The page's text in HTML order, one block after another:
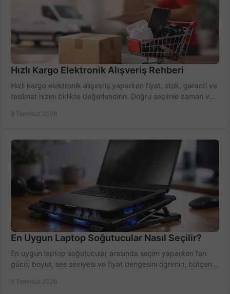
Hızlı Kargo Elektronik Alışveriş Rehberi
Hızlı kargo elektronik alışveriş yaparken fiyat, stok, garanti ve
teslimat hızını birlikte değerlendirin. Doğru seçimle zaman ve
8 Temmuz 2026
En Uygun Laptop Soğutucular Nasıl Seçilir?
En uygun laptop soğutucular arasında seçim yaparken fan
gücü, boyut, ses seviyesi ve fiyat dengesini öğrenin, bütçenizi
6 Temmuz 2026